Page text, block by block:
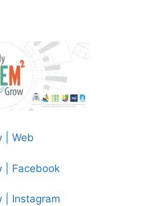
| Web
| Facebook
| Instagram